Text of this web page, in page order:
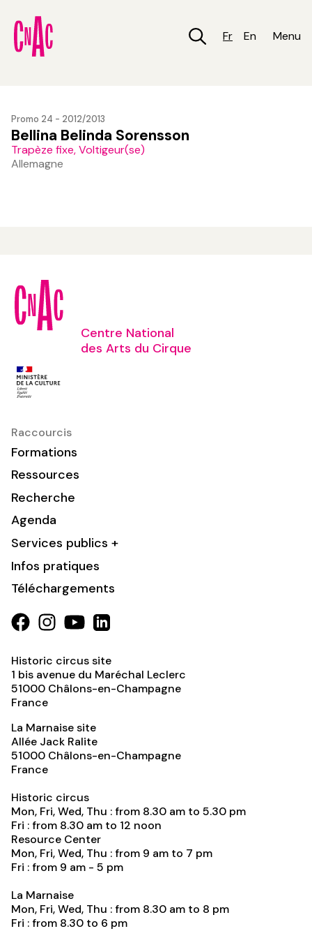
contenu
principal
Fr En Menu
Promo 24 - 2012/2013
Bellina Belinda Sorensson
Trapèze fixe, Voltigeur(se)
Allemagne
Centre National
des Arts du Cirque
Raccourcis
Formations
Ressources
Recherche
Agenda
Services publics +
Infos pratiques
Téléchargements
Historic circus site
1 bis avenue du Maréchal Leclerc
51000 Châlons-en-Champagne
France
La Marnaise site
Allée Jack Ralite
51000 Châlons-en-Champagne
France
Historic circus
Mon, Fri, Wed, Thu : from 8.30 am to 5.30 pm
Fri : from 8.30 am to 12 noon
Resource Center
Mon, Fri, Wed, Thu : from 9 am to 7 pm
Fri : from 9 am - 5 pm
La Marnaise
Mon, Fri, Wed, Thu : from 8.30 am to 8 pm
Fri : from 8.30 to 6 pm